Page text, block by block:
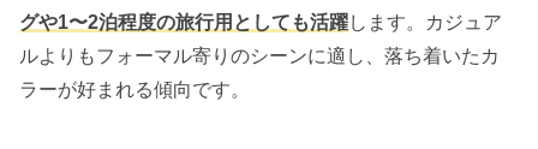
グや1〜2泊程度の旅行用としても活躍します。カジュア
ルよりもフォーマル寄りのシーンに適し、落ち着いたカ
ラーが好まれる傾向です。